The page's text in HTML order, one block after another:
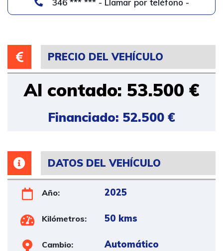
346 *** *** - Llamar por teléfono -
PRECIO DEL VEHÍCULO
Al contado: 53.500 €
Financiado: 52.500 €
DATOS DEL VEHÍCULO
Año: 2025
Kilómetros: 50 kms
Cambio: Automático